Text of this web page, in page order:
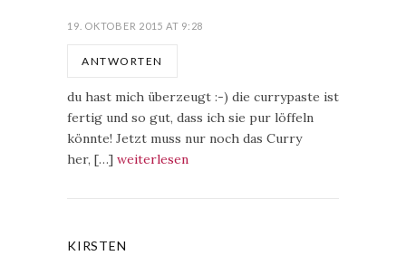
19. OKTOBER 2015 AT 9:28
ANTWORTEN
du hast mich überzeugt :-) die currypaste ist
fertig und so gut, dass ich sie pur löffeln
könnte! Jetzt muss nur noch das Curry
her, […] weiterlesen
KIRSTEN